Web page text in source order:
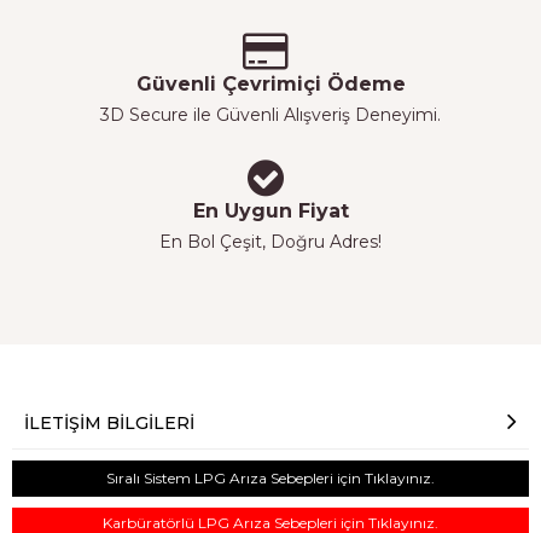
Güvenli Çevrimiçi Ödeme
3D Secure ile Güvenli Alışveriş Deneyimi.
En Uygun Fiyat
En Bol Çeşit, Doğru Adres!
İLETIŞIM BILGILERI
Sıralı Sistem LPG Arıza Sebepleri için Tıklayınız.
Karbüratörlü LPG Arıza Sebepleri için Tıklayınız.